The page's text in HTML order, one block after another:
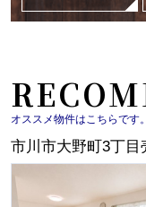
オススメ物件はこちらです。
市川市大野町3丁目